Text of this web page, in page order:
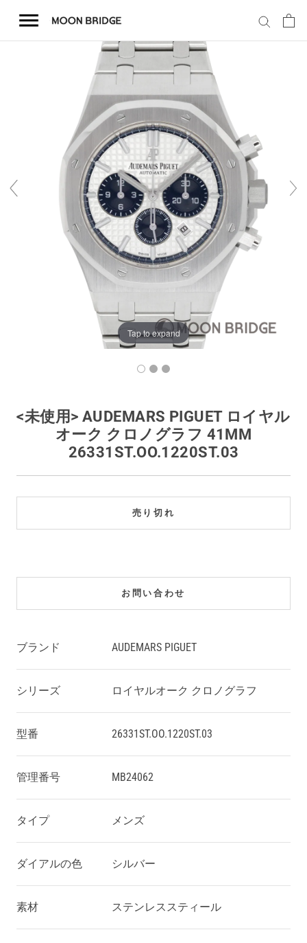
テ
会社概要
保証とメンテナンス
Tap to expand
<未使用> AUDEMARS PIGUET ロイヤル
オーク クロノグラフ 41MM
26331ST.OO.1220ST.03
売り切れ
お問い合わせ
ブランド AUDEMARS PIGUET
シリーズ ロイヤルオーク クロノグラフ
型番 26331ST.OO.1220ST.03
管理番号 MB24062
タイプ メンズ
ダイアルの色 シルバー
素材 ステンレススティール